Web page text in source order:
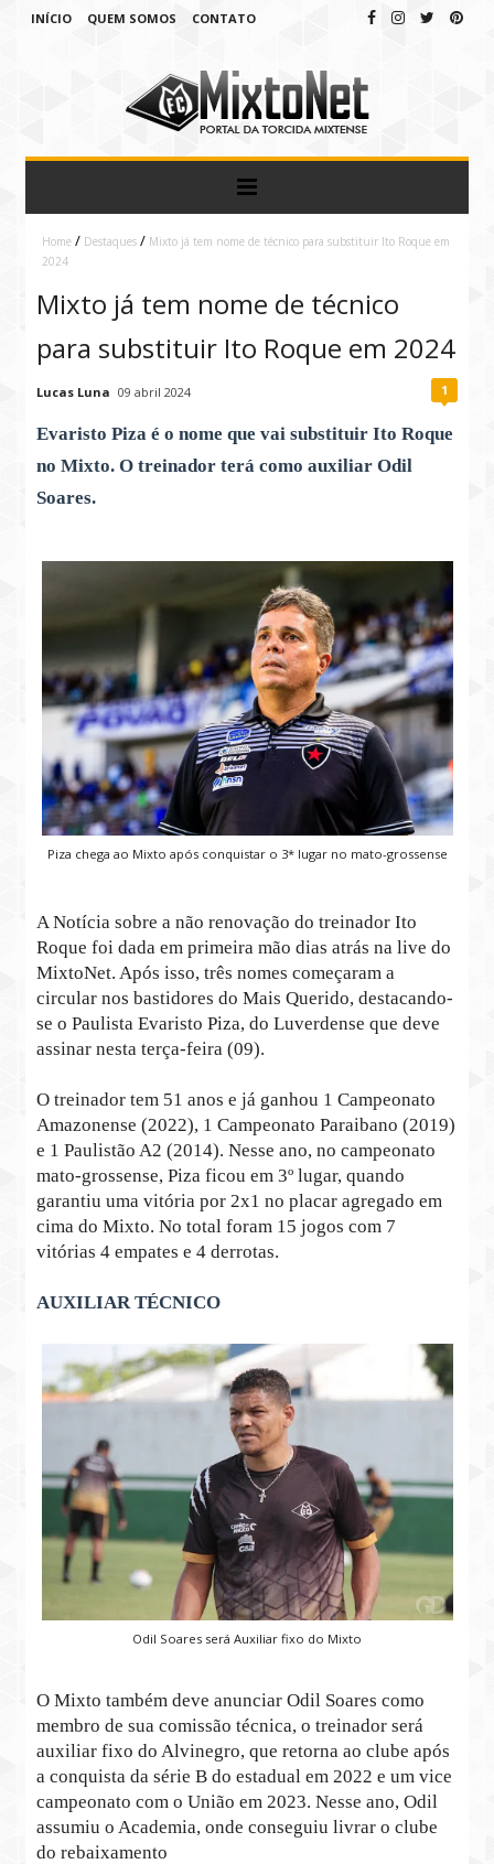
INÍCIO QUEM SOMOS CONTATO
Home / Destaques / Mixto já tem nome de técnico para substituir Ito Roque em
2024
Mixto já tem nome de técnico
para substituir Ito Roque em 2024
Lucas Luna 09 abril 2024 1
Evaristo Piza é o nome que vai substituir Ito Roque
no Mixto. O treinador terá como auxiliar Odil
Soares.
Piza chega ao Mixto após conquistar o 3* lugar no mato-grossense
A Notícia sobre a não renovação do treinador Ito
Roque foi dada em primeira mão dias atrás na live do
MixtoNet. Após isso, três nomes começaram a
circular nos bastidores do Mais Querido, destacando-
se o Paulista Evaristo Piza, do Luverdense que deve
assinar nesta terça-feira (09).
O treinador tem 51 anos e já ganhou 1 Campeonato
Amazonense (2022), 1 Campeonato Paraibano (2019)
e 1 Paulistão A2 (2014). Nesse ano, no campeonato
mato-grossense, Piza ficou em 3º lugar, quando
garantiu uma vitória por 2x1 no placar agregado em
cima do Mixto. No total foram 15 jogos com 7
vitórias 4 empates e 4 derrotas.
AUXILIAR TÉCNICO
Odil Soares será Auxiliar fixo do Mixto
O Mixto também deve anunciar Odil Soares como
membro de sua comissão técnica, o treinador será
auxiliar fixo do Alvinegro, que retorna ao clube após
a conquista da série B do estadual em 2022 e um vice
campeonato com o União em 2023. Nesse ano, Odil
assumiu o Academia, onde conseguiu livrar o clube
do rebaixamento